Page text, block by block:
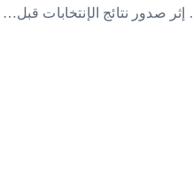
صدور نتائج الإنتخابات قبل…